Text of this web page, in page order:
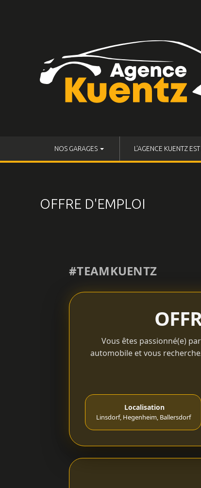
NOS GARAGES L'AGENCE KUENTZ
OFFRE D'EMPLOI
#TEAMKUENTZ
Vous êtes passionné(e)
automobile et vous
Localisation
Linsdorf, Hegenheim, Ballersdorf